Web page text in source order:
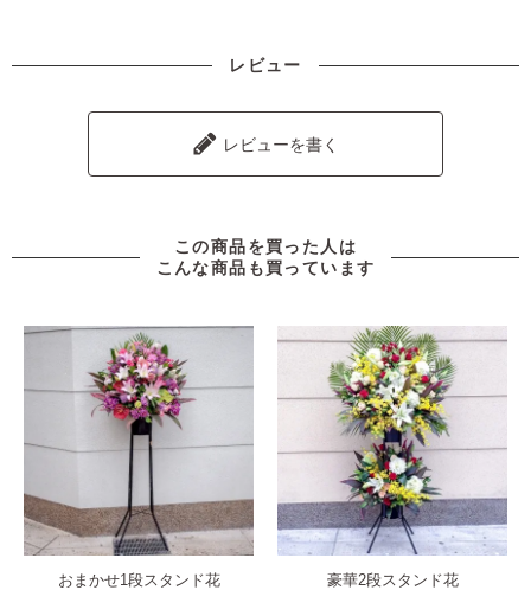
レビュー
レビューを書く
この商品を買った人は
こんな商品も買っています
おまかせ1段スタンド花 豪華2段スタンド花